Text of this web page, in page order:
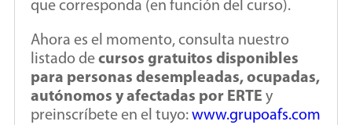
que corresponda (en función del curso).
Ahora es el momento, consulta nuestro
listado de cursos gratuitos disponibles
para personas desempleadas, ocupadas,
autónomos y afectadas por ERTE y
preinscríbete en el tuyo: www.grupoafs.com